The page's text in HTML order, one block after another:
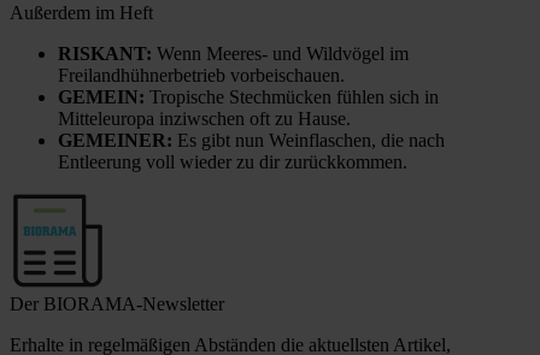
Außerdem im Heft
RISKANT: Wenn Meeres- und Wildvögel im
Freilandhühnerbetrieb vorbeischauen.
GEMEIN: Tropische Stechmücken fühlen sich in
Mitteleuropa inziwschen oft zu Hause.
GEMEINER: Es gibt nun Weinflaschen, die nach
Entleerung voll wieder zu dir zurückkommen.
Der BIORAMA-Newsletter
Erhalte in regelmäßigen Abständen die aktuellsten Artikel,